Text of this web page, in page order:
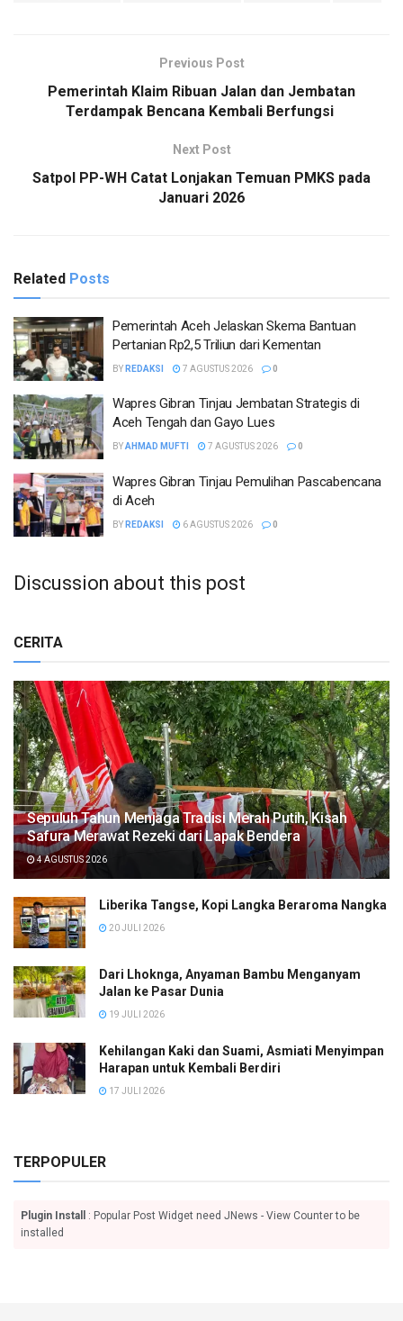
Previous Post
Pemerintah Klaim Ribuan Jalan dan Jembatan
Terdampak Bencana Kembali Berfungsi
Next Post
Satpol PP-WH Catat Lonjakan Temuan PMKS pada
Januari 2026
Related Posts
Pemerintah Aceh Jelaskan Skema Bantuan
Pertanian Rp2,5 Triliun dari Kementan
BY REDAKSI 7 AGUSTUS 2026 0
Wapres Gibran Tinjau Jembatan Strategis di
Aceh Tengah dan Gayo Lues
BYAHMAD MUFTI 7 AGUSTUS 2026 0
Wapres Gibran Tinjau Pemulihan Pascabencana
di Aceh
BY REDAKSI 6 AGUSTUS 2026 0
Discussion about this post
CERITA
Sepuluh Tahun Menjaga Tradisi Merah Putih, Kisah
Safura Merawat Rezeki dari Lapak Bendera
4 AGUSTUS 2026
Liberika Tangse, Kopi Langka Beraroma Nangka
20 JULI 2026
Dari Lhoknga, Anyaman Bambu Menganyam
Jalan ke Pasar Dunia
19 JULI 2026
Kehilangan Kaki dan Suami, Asmiati Menyimpan
Harapan untuk Kembali Berdiri
17 JULI 2026
TERPOPULER
Plugin Install
: Popular Post Widget need JNews - View Counter to be
installed